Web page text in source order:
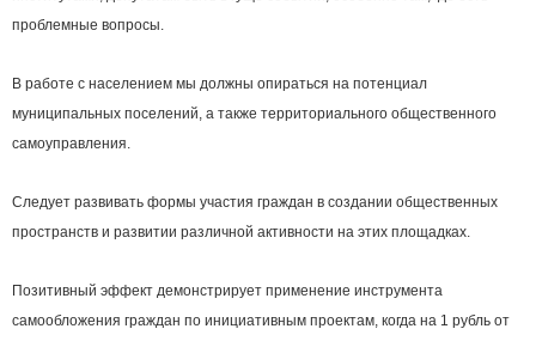
проблемные вопросы.
В работе с населением мы должны опираться на потенциал
муниципальных поселений, а также территориального общественного
самоуправления.
Следует развивать формы участия граждан в создании общественных
пространств и развитии различной активности на этих площадках.
Позитивный эффект демонстрирует применение инструмента
самообложения граждан по инициативным проектам, когда на 1 рубль от